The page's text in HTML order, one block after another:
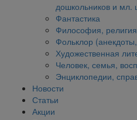
дошкольников и мл.
Фантастика
Философия, религия
Фольклор
Художественная
Человек, семья,
Энциклопедии,
Новости
Статьи
Акции